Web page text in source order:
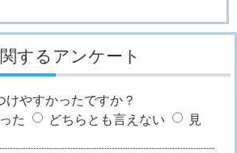
するアンケート
けやすかったですか？
た
どちらとも言えない
見